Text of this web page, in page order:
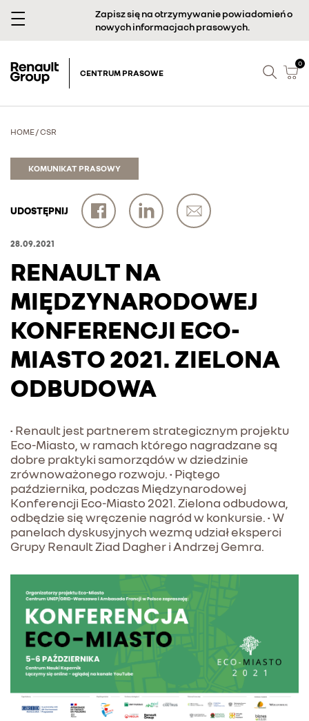
Zapisz się na otrzymywanie powiadomień o
nowych informacjach prasowych.
CENTRUM PRASOWE
0
HOME/CSR
KOMUNIKAT PRASOWY
UDOSTĘPNIJ
28.09.2021
RENAULT NA
MIĘDZYNARODOWEJ
KONFERENCJI ECO-
MIASTO 2021. ZIELONA
ODBUDOWA
• Renault jest partnerem strategicznym projektu
Eco-Miasto, w ramach którego nagradzane są
dobre praktyki samorządów w dziedzinie
zrównoważonego rozwoju. • Piątego
października, podczas Międzynarodowej
Konferencji Eco-Miasto 2021. Zielona odbudowa,
odbędzie się wręczenie nagród w konkursie. • W
panelach dyskusyjnych wezmą udział eksperci
Grupy Renault Ziad Dagher i Andrzej Gemra.